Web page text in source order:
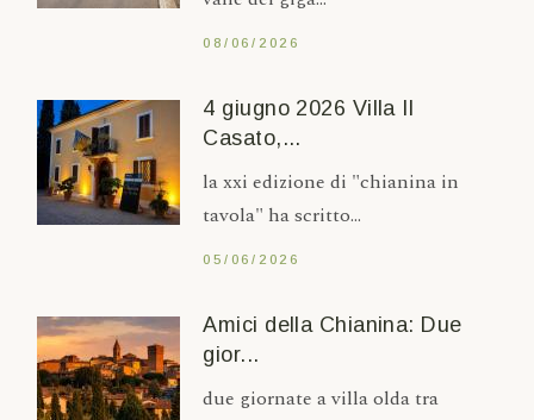
08/06/2026
4 giugno 2026 Villa Il
Casato,...
la xxi edizione di "chianina in
tavola" ha scritto...
05/06/2026
Amici della Chianina: Due
gior...
due giornate a villa olda tra